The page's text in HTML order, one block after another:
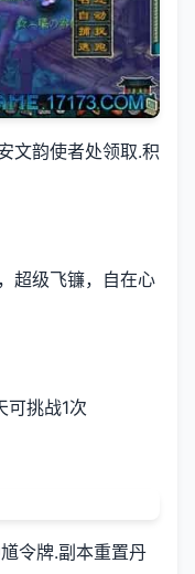
文韵使者处领取.积
超级飞镰，自在心
挑战1次
令牌.副本重置丹